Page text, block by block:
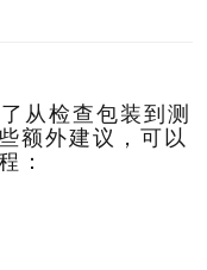
从检查包装到测
额外建议，可以
：